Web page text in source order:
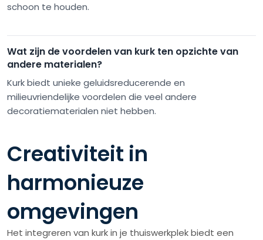
schoon te houden.
Wat zijn de voordelen van kurk ten opzichte van
andere materialen?
Kurk biedt unieke geluidsreducerende en
milieuvriendelijke voordelen die veel andere
decoratiematerialen niet hebben.
Creativiteit in
harmonieuze
omgevingen
Het integreren van kurk in je thuiswerkplek biedt een